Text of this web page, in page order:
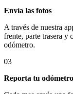
Envía las fotos
A través de nuestra
frente, parte trasera y
odómetro.
03
Reporta tu odómetro